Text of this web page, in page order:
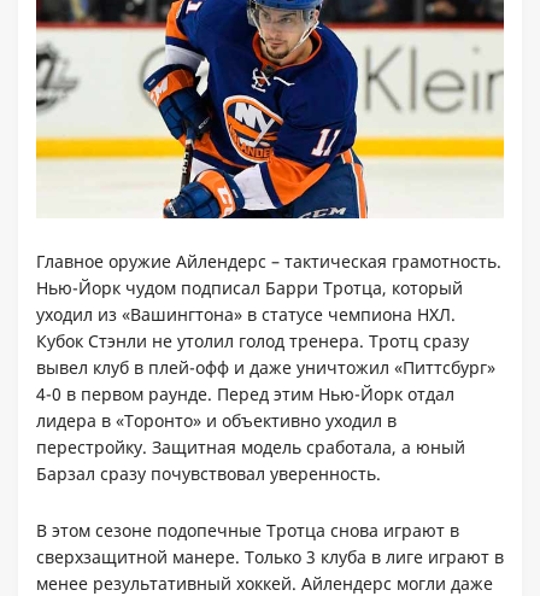
Главное оружие Айлендерс – тактическая грамотность.
Нью-Йорк чудом подписал Барри Тротца, который
уходил из «Вашингтона» в статусе чемпиона НХЛ.
Кубок Стэнли не утолил голод тренера. Тротц сразу
вывел клуб в плей-офф и даже уничтожил «Питтсбург»
4-0 в первом раунде. Перед этим Нью-Йорк отдал
лидера в «Торонто» и объективно уходил в
перестройку. Защитная модель сработала, а юный
Барзал сразу почувствовал уверенность.
В этом сезоне подопечные Тротца снова играют в
сверхзащитной манере. Только 3 клуба в лиге играют в
менее результативный хоккей. Айлендерс могли даже